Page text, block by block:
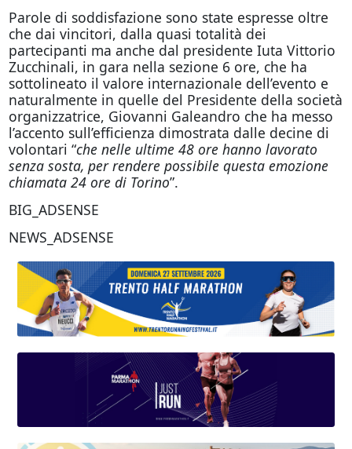
Parole di soddisfazione sono state espresse oltre
che dai vincitori, dalla quasi totalità dei
partecipanti ma anche dal presidente Iuta Vittorio
Zucchinali, in gara nella sezione 6 ore, che ha
sottolineato il valore internazionale dell’evento e
naturalmente in quelle del Presidente della società
organizzatrice, Giovanni Galeandro che ha messo
l’accento sull’efficienza dimostrata dalle decine di
volontari “che nelle ultime 48 ore hanno lavorato
senza sosta, per rendere possibile questa emozione
chiamata 24 ore di Torino”.
BIG_ADSENSE
NEWS_ADSENSE